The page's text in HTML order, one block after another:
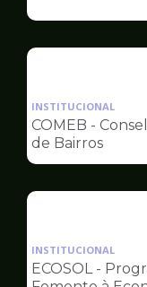
INSTITUCIONAL
COMEB -
de Bairros
INSTITUCIONAL
ECOSOL -